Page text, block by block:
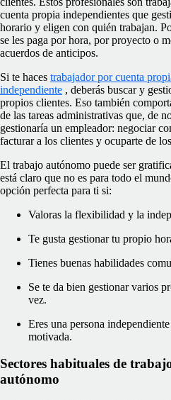
cuenta propia independientes que
horario y eligen con quién trabajan.
se les paga por hora, por proyecto o
acuerdos de anticipos.
Si te haces trabajador por cuenta
independiente , deberás buscar y
propios clientes. Eso también
de las tareas administrativas que, de
gestionaría un empleador: negociar
facturar a los clientes y ocuparte de
El trabajo autónomo puede ser
está claro que no es para todo el
opción perfecta para ti si:
Valoras la flexibilidad y la
Te gusta gestionar tu propio
Tienes buenas habilidades
Se te da bien gestionar varios
vez.
Eres una persona
motivada.
Sectores habituales de
autónomo